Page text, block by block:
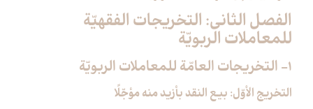
الفصل الثاني: التخريجات الفقهيّة
للمعاملات الربويّة
1- التخريجات العامّة للمعاملات الربويّة
التخريج الأوّل: بيع النقد بأزيد منه مؤجّلًا